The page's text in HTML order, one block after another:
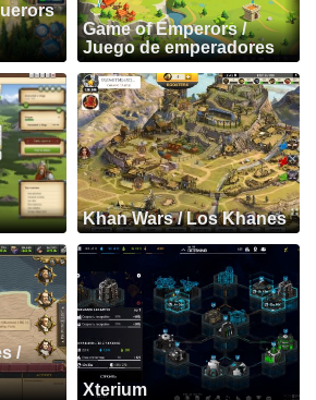
Game of Emperors /
Juego de emperadores
Khan Wars / Los Khanes
/
Xterium